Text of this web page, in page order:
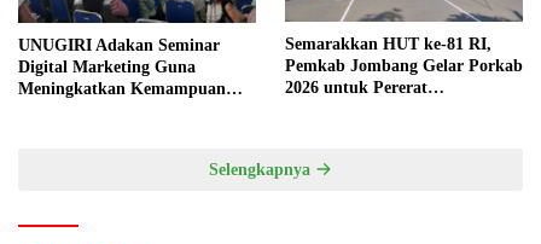
UNUGIRI Adakan Seminar
Digital Marketing Guna
Meningkatkan Kemampuan
Semarakkan HUT ke-81 RI,
Pemkab Jombang Gelar Porkab
2026 untuk Pererat
Selengkapnya